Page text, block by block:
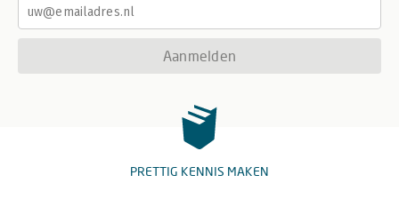
Aanmelden
PRETTIG KENNIS MAKEN